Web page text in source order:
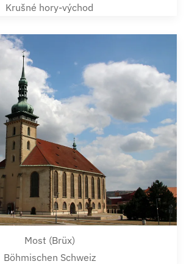
Krušné hory-východ
Most (Brüx)
Böhmischen Schweiz